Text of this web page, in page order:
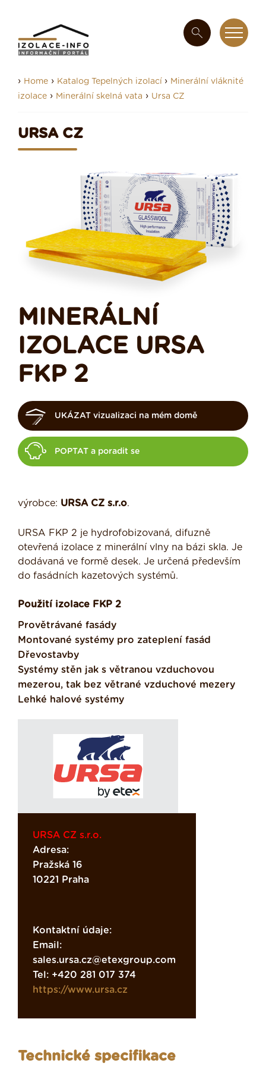
› Home › Katalog Tepelných izolací › Minerální vláknité
izolace › Minerální skelná vata › Ursa CZ
URSA CZ
MINERÁLNÍ
IZOLACE URSA
FKP 2
UKÁZAT vizualizaci na mém domě
POPTAT a poradit se
výrobce: URSA CZ s.r.o.
URSA FKP 2 je hydrofobizovaná, difuzně
otevřená izolace z minerální vlny na bázi skla. Je
dodávaná ve formě desek. Je určená především
do fasádních kazetových systémů.
Použití izolace FKP 2
Provětrávané fasády
Montované systémy pro zateplení fasád
Dřevostavby
Systémy stěn jak s větranou vzduchovou
mezerou, tak bez větrané vzduchové mezery
Lehké halové systémy
URSA CZ s.r.o.
Adresa:
Pražská 16
10221 Praha
Kontaktní údaje:
Email:
sales.ursa.cz@etexgroup.com
Tel: +420 281 017 374
https://www.ursa.cz
Technické specifikace